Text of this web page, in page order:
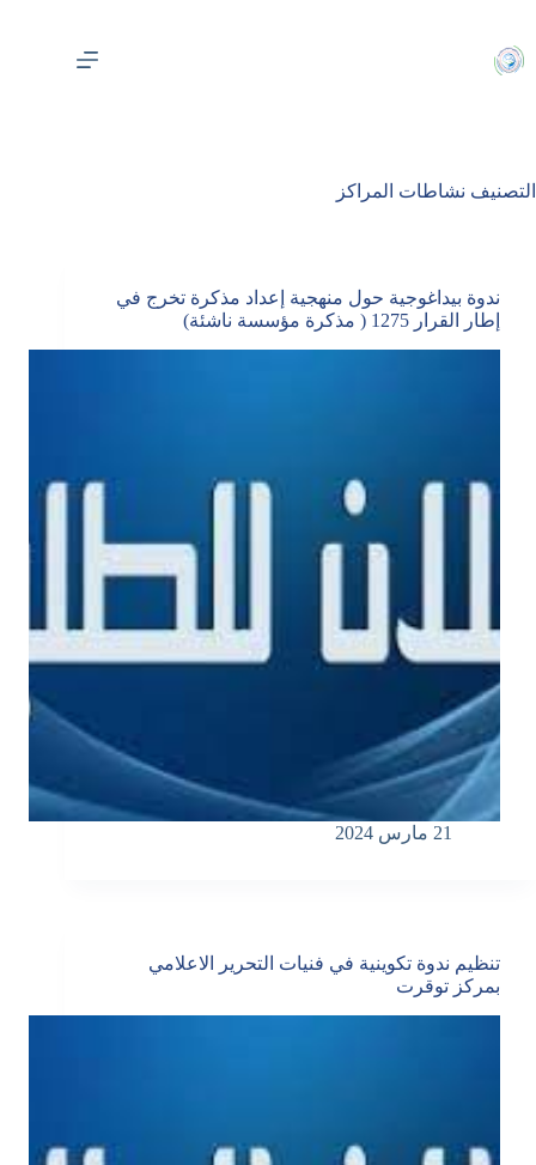
المحتوى
التصنيف نشاطات المراكز
ندوة بيداغوجية حول منهجية إعداد مذكرة تخرج في
إطار القرار 1275 ( مذكرة مؤسسة ناشئة)
21 مارس 2024
تنظيم ندوة تكوينية في فنيات التحرير الاعلامي
بمركز توقرت